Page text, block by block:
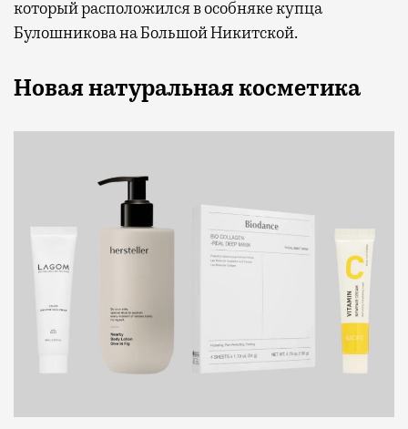
который расположился в особняке купца
Булошникова на Большой Никитской.
Новая натуральная косметика